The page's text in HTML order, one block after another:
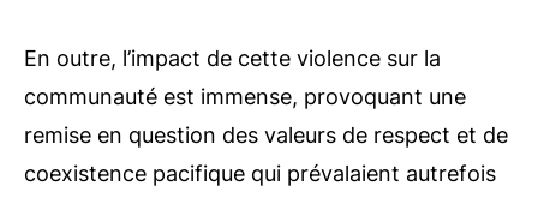
En outre, l’impact de cette violence sur la
communauté est immense, provoquant une
remise en question des valeurs de respect et de
coexistence pacifique qui prévalaient autrefois